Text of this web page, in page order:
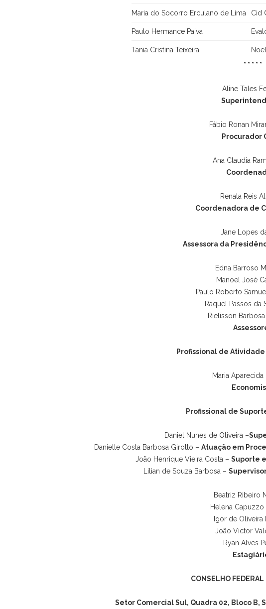
Maria do Socorro Erculano de Lima Cid
Paulo Hermance Paiva
Tania Cristina Teixeira
* * * * *
Aline Tales
Fábio Ronan
Procurador
Ana Claudia
Renata Reis
Coordenadora de
Jane Lopes
Assessora da
Edna Barroso
Manoel José
Paulo Roberto
Raquel Passos da
Rielisson
Profissional de Atividade
Maria Aparecida
Profissional de
Daniel Nunes de Oliveira –
Danielle Costa Barbosa Girotto – Atuação em
João Henrique Vieira Costa – Suporte
Lilian de Souza Barbosa –
Beatriz Ribeiro
Helena Capuzzo
Igor de Oliveira
João Victor
Ryan Alves
CONSELHO
Setor Comercial Sul, Quadra 02, Bloco B,